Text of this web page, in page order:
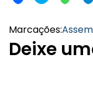
Marcações:
Deixe